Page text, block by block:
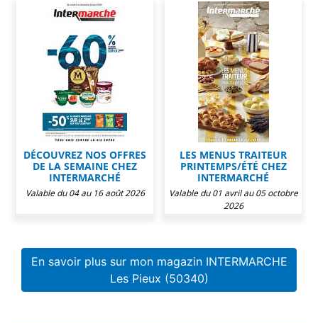
DÉCOUVREZ NOS OFFRES
DE LA SEMAINE CHEZ
INTERMARCHÉ
Valable du 04 au 16 août 2026
LES MENUS TRAITEUR
PRINTEMPS/ÉTÉ CHEZ
INTERMARCHÉ
Valable du 01 avril au 05 octobre
2026
En savoir plus sur mon magazin INTERMARCHE
Les Pieux (50340)